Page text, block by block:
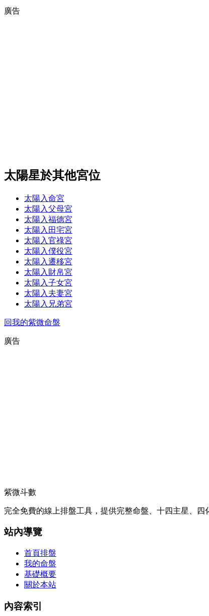
廣告
太陽星於其他宮位
太陽入命宮
太陽入父母宮
太陽入福德宮
太陽入田宅宮
太陽入官祿宮
太陽入僕役宮
太陽入遷移宮
太陽入財帛宮
太陽入子女宮
太陽入夫妻宮
太陽入兄弟宮
回我的紫微命盤
廣告
紫微斗數
完全免費的線上排盤工具，提供完整命盤、十四主星、四
站內導覽
首頁排盤
我的命盤
基礎概要
關於本站
內容索引